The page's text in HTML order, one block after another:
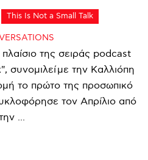
This Is Not a Small Talk
της σειράς podcast
συνομιλεί με την Καλλιόπη
το πρώτο της προσωπικό
τον Απρίλιο από
...